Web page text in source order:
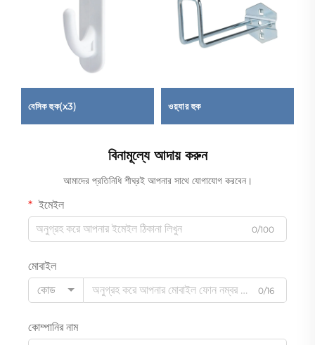
বেসিক হুক(x3) ওয়্যার হুক
বিনামূল্যে আদায় করুন
আমাদের প্রতিনিধি শীঘ্রই আপনার সাথে যোগাযোগ করবেন।
ইমেইল
0/100
মোবাইল
কোড
0/16
কোম্পানির নাম